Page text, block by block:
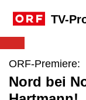
TV-
ORF-Premiere:
Nord bei